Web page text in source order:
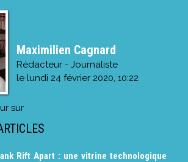
Maximilien Cagnard
Rédacteur - Journaliste
le lundi 24 février 2020, 10:22
sur
Rift Apart : une vitrine technologique